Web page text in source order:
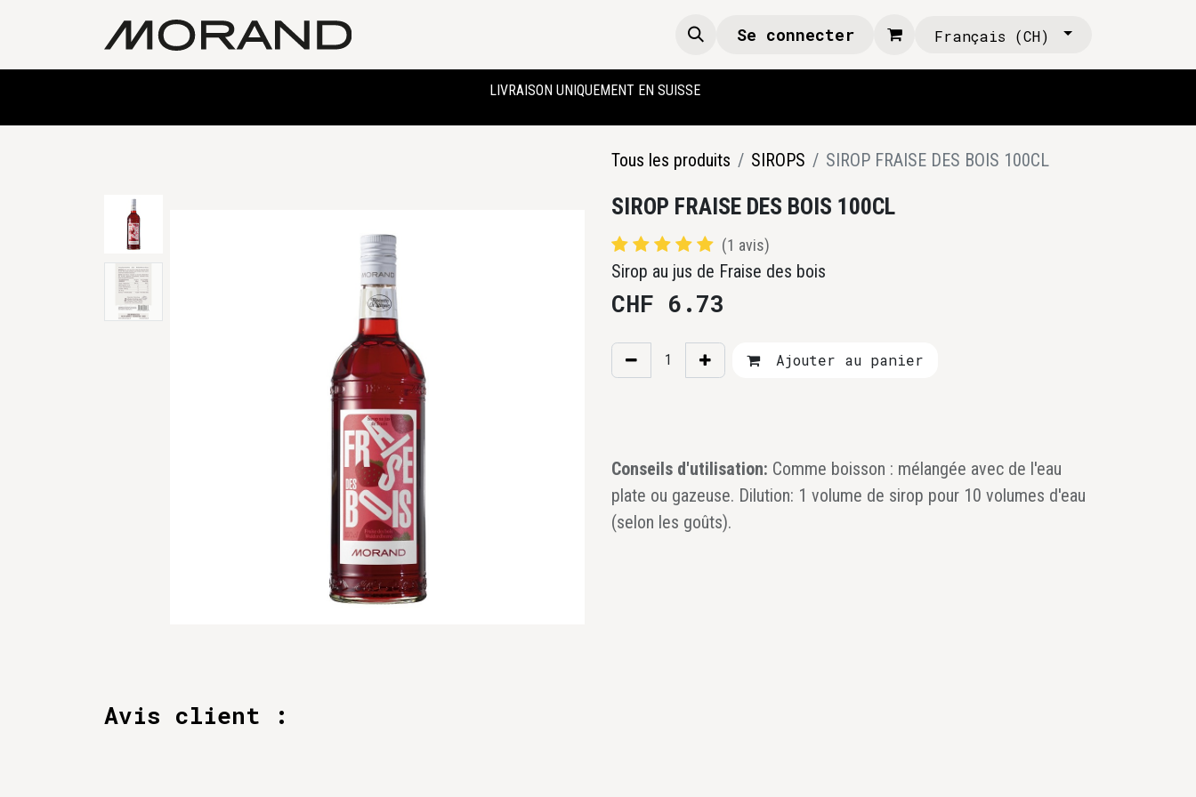
Se connecter Français (CH)
LIVRAISON UNIQUEMENT EN SUISSE
Tous les produits SIROPS SIROP FRAISE DES BOIS 100CL
SIROP FRAISE DES BOIS 100CL
(1 avis)
Sirop au jus de Fraise des bois
CHF 6.73
Ajouter au panier
Conseils d'utilisation: Comme boisson : mélangée avec de l'eau
plate ou gazeuse. Dilution: 1 volume de sirop pour 10 volumes d'eau
(selon les goûts).
Avis client :